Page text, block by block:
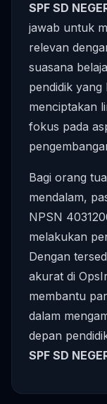
SPF SD
jawab untuk
relevan
suasana
pendidik yang
menciptakan
fokus pada
Bagi orang
mendalam,
NPSN
melakukan
Dengan
akurat di
membantu
dalam
depan
SPF SD